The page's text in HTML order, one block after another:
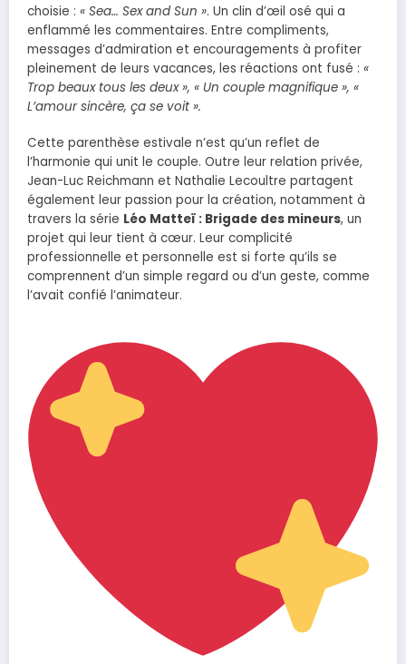
choisie : « Sea… Sex and Sun ». Un clin d’œil osé qui a
enflammé les commentaires. Entre compliments,
messages d’admiration et encouragements à profiter
pleinement de leurs vacances, les réactions ont fusé : «
Trop beaux tous les deux », « Un couple magnifique », «
L’amour sincère, ça se voit ».
Cette parenthèse estivale n’est qu’un reflet de
l’harmonie qui unit le couple. Outre leur relation privée,
Jean-Luc Reichmann et Nathalie Lecoultre partagent
également leur passion pour la création, notamment à
travers la série Léo Matteï : Brigade des mineurs, un
projet qui leur tient à cœur. Leur complicité
professionnelle et personnelle est si forte qu’ils se
comprennent d’un simple regard ou d’un geste, comme
l’avait confié l’animateur.